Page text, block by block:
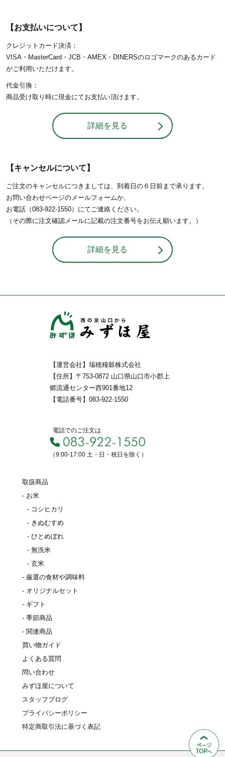
【お支払いについて】
クレジットカード決済：
VISA・MasterCard・JCB・AMEX・DINERSのロゴマークのあるカード
がご利用いただけます。
代金引換：
商品受け取り時に現金にてお支払い頂けます。
詳細を見る
【キャンセルについて】
ご注文のキャンセルにつきましては、到着日の６日前まで承ります。
お問い合わせページのメールフォームか、
お電話（083-922-1550）にてご連絡ください。
（その際に注文確認メールに記載の注文番号をお伝え願います。）
詳細を見る
【運営会社】瑞穂糧穀株式会社
【住所】〒753-0872 山口県山口市小郡上
郷流通センター西901番地12
【電話番号】083-922-1550
電話でのご注文は
（9:00-17:00 土・日・祝日を除く）
取扱商品
- お米
- コシヒカリ
- きぬむすめ
- ひとめぼれ
- 無洗米
- 玄米
- 厳選の食材や調味料
- オリジナルセット
- ギフト
- 季節商品
- 関連商品
買い物ガイド
よくある質問
問い合わせ
みずほ屋について
スタッフブログ
プライバシーポリシー
特定商取引法に基づく表記